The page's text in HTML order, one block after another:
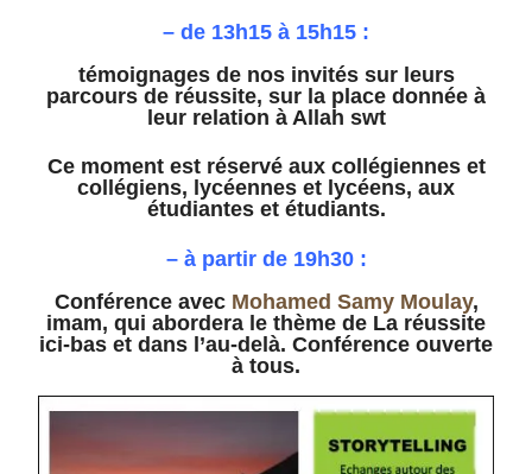
– de 13h15 à 15h15 :
témoignages de nos invités sur leurs
parcours de réussite, sur la place donnée à
leur relation à Allah swt
Ce moment est réservé aux collégiennes et
collégiens, lycéennes et lycéens, aux
étudiantes et étudiants.
– à partir de 19h30 :
Conférence avec Mohamed Samy Moulay,
imam, qui abordera le thème de La réussite
ici-bas et dans l’au-delà. Conférence ouverte
à tous.